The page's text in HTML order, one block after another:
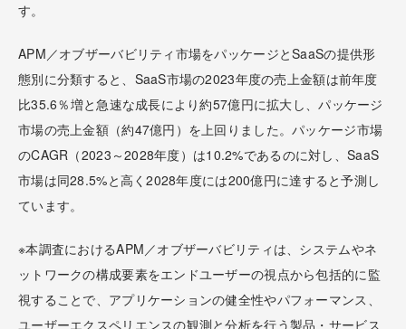
す。
APM／オブザーバビリティ市場をパッケージとSaaSの提供形
態別に分類すると、SaaS市場の2023年度の売上金額は前年度
比35.6％増と急速な成長により約57億円に拡大し、パッケージ
市場の売上金額（約47億円）を上回りました。パッケージ市場
のCAGR（2023～2028年度）は10.2%であるのに対し、SaaS
市場は同28.5%と高く2028年度には200億円に達すると予測し
ています。
※本調査におけるAPM／オブザーバビリティは、システムやネ
ットワークの構成要素をエンドユーザーの視点から包括的に監
視することで、アプリケーションの健全性やパフォーマンス、
ユーザーエクスペリエンスの観測と分析を行う製品・サービス